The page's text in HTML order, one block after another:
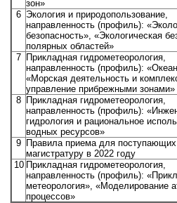
зон»
6 Экология и природопользование,
направленность (профиль):
безопасность», «Экологическая
полярных областей»
7 Прикладная гидрометеорология,
направленность (профиль):
«Морская деятельность и
управление прибрежными зонами»
8 Прикладная гидрометеорология,
направленность (профиль):
гидрология и рациональное
водных ресурсов»
9 Правила приема для
магистратуру в 2022 году
10 Прикладная гидрометеорология,
направленность (профиль):
метеорология», «Моделирование
процессов»